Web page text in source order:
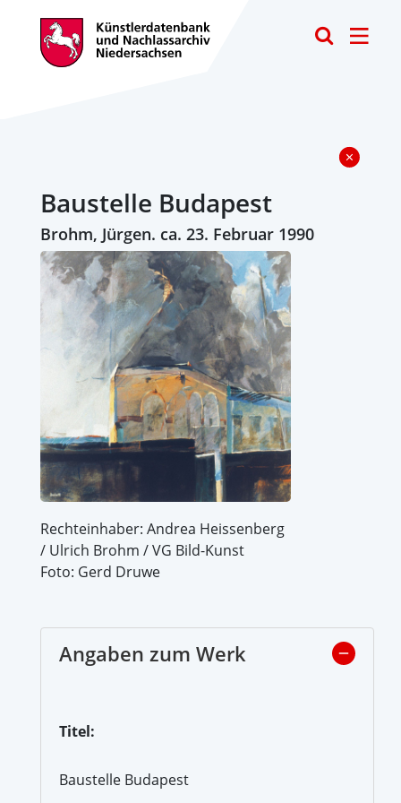
Baustelle Budapest
Brohm, Jürgen. ca. 23. Februar 1990
Rechteinhaber: Andrea Heissenberg
/ Ulrich Brohm / VG Bild-Kunst
Foto: Gerd Druwe
Angaben zum Werk
Titel:
Baustelle Budapest